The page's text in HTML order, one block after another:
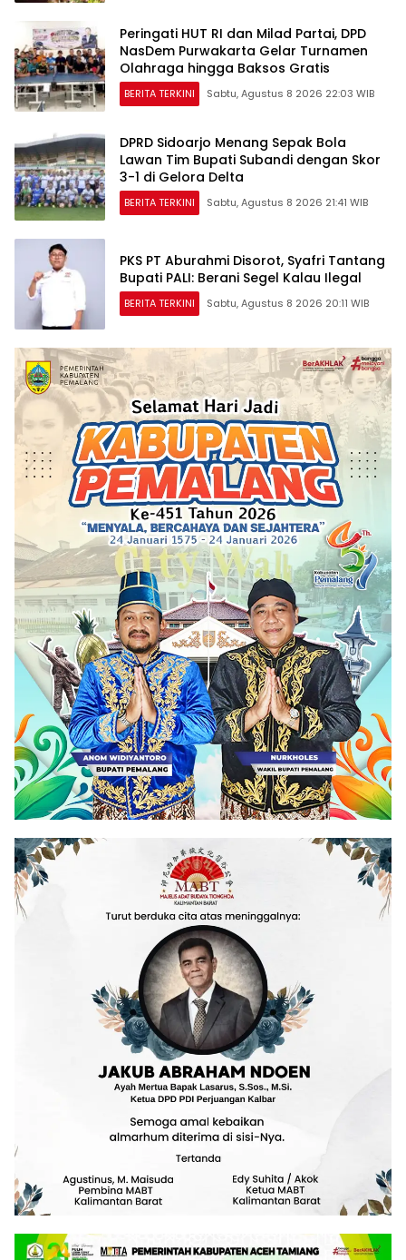
Peringati HUT RI dan Milad Partai, DPD
NasDem Purwakarta Gelar Turnamen
Olahraga hingga Baksos Gratis
BERITA TERKINI Sabtu, Agustus 8 2026 22:03 WIB
DPRD Sidoarjo Menang Sepak Bola
Lawan Tim Bupati Subandi dengan Skor
3-1 di Gelora Delta
BERITA TERKINI Sabtu, Agustus 8 2026 21:41 WIB
PKS PT Aburahmi Disorot, Syafri Tantang
Bupati PALI: Berani Segel Kalau Ilegal
BERITA TERKINI Sabtu, Agustus 8 2026 20:11 WIB